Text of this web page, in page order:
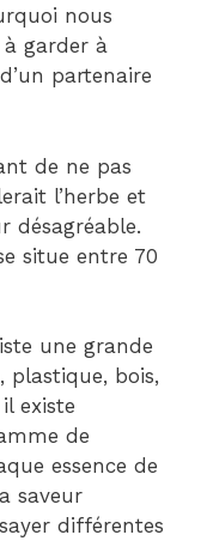
nous
à garder à
partenaire
de ne pas
l’herbe et
désagréable.
situe entre 70
une grande
plastique, bois,
existe
de
essence de
saveur
différentes